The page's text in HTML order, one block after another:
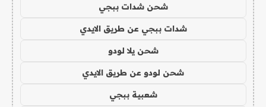
شحن شدات ببجي
شدات ببجي عن طريق الايدي
شحن يلا لودو
شحن لودو عن طريق الايدي
شعبية ببجي